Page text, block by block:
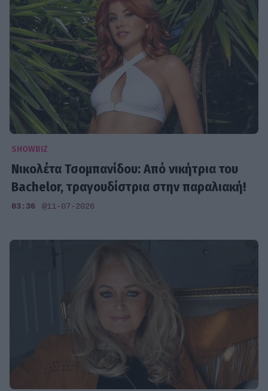
SHOWBIZ
Νικολέτα Τσομπανίδου: Από νικήτρια του
Bachelor, τραγουδίστρια στην παραλιακή!
03:36 @11-07-2026